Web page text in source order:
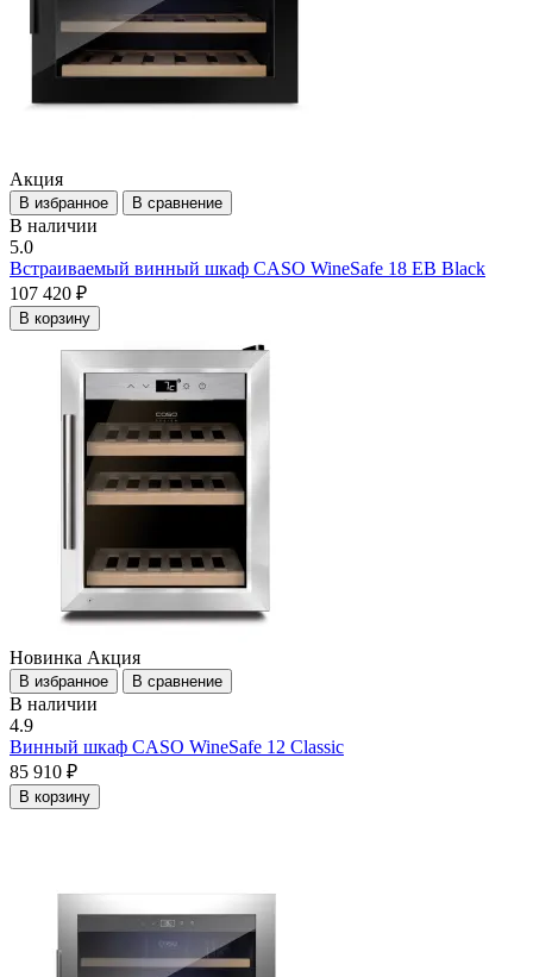
Акция
В избранное В сравнение
В наличии
5.0
Встраиваемый винный шкаф CASO WineSafe 18 EB Black
107 420 ₽
В корзину
Новинка Акция
В избранное В сравнение
В наличии
4.9
Винный шкаф CASO WineSafe 12 Classic
85 910 ₽
В корзину